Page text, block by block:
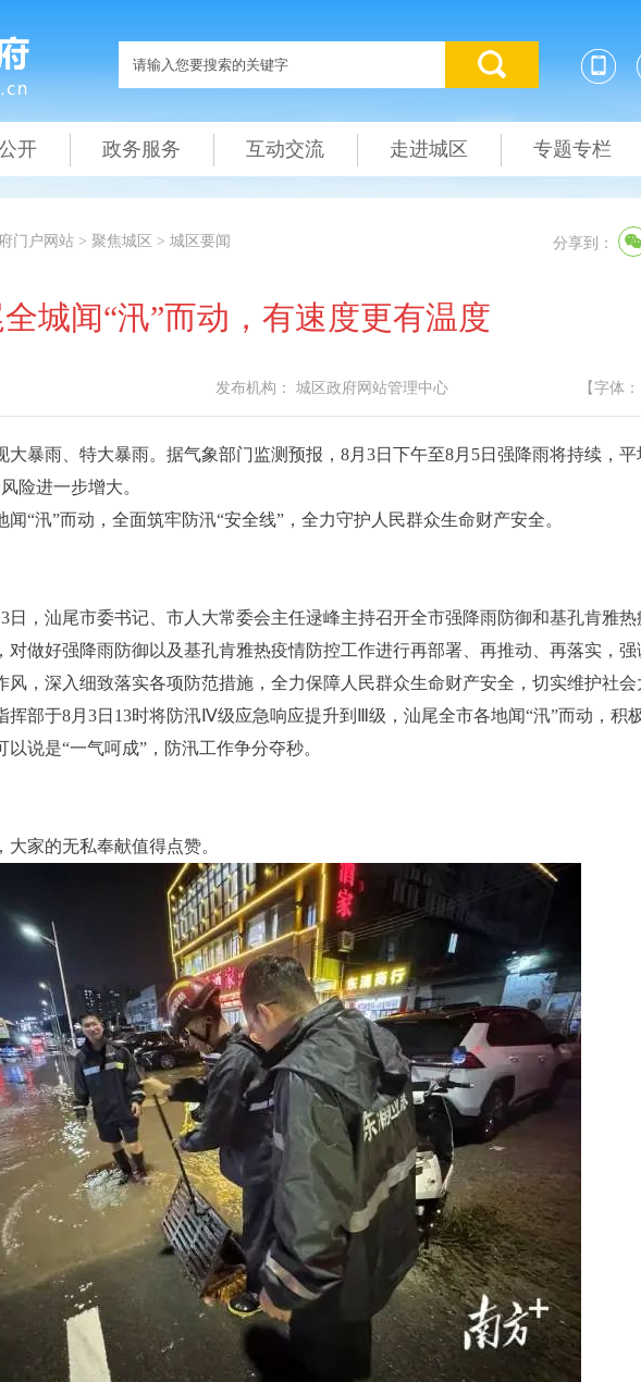
开 政务服务 互动交流 走进城区 专题专栏
门户网站> 聚焦城区 > 城区要闻 分享到：
城闻“汛”而动，有速度更有温度
发布机构： 城区政府网站管理中心 【字体：
雨、特大暴雨。据气象部门监测预报，8月3日下午至8月5日强降雨将持续，
险进一步增大。
汛”而动，全面筑牢防汛“安全线”，全力守护人民群众生命财产安全。
汕尾市委书记、市人大常委会主任逯峰主持召开全市强降雨防御和基孔肯雅热
做好强降雨防御以及基孔肯雅热疫情防控工作进行再部署、再推动、再落实，
，深入细致落实各项防范措施，全力保障人民群众生命财产安全，切实维护社会
于8月3日13时将防汛Ⅳ级应急响应提升到Ⅲ级，汕尾全市各地闻“汛”而动，积
说是“一气呵成”，防汛工作争分夺秒。
家的无私奉献值得点赞。